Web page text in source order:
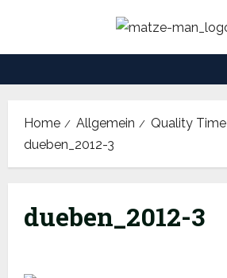
content
Home Allgemein
Quality Time
dueben_2012-3
dueben_2012-3